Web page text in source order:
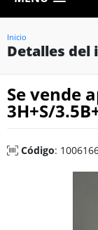
Inicio
Detalles del
Se vende
3H+S/
Código: